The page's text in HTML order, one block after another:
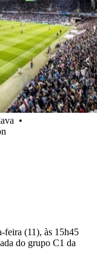
•
feira (11), às 15h45
do grupo C1 da